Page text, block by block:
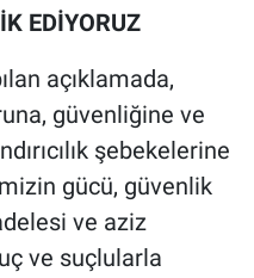
EDİYORUZ
açıklamada,
güvenliğine ve
şebekelerine
gücü, güvenlik
ve aziz
ve suçlularla